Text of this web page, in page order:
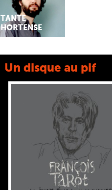
TANTE
HORTENSE
Un disque au pif